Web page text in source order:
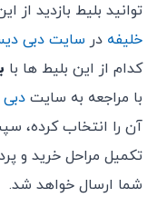
توانید بلیط بازدید از
خلیفه در سایت دبی
کدام از این بلیط ها با
با مراجعه به سایت
آن را انتخاب کرده،
تکمیل مراحل خرید و
شما ارسال خواهد شد.